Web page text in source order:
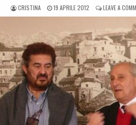
POSTED BY
CRISTINA POSTED ON
19 APRILE 2012 LEAVE A